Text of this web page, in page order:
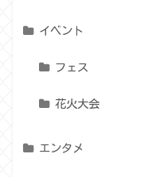
イベント
フェス
花火大会
エンタメ